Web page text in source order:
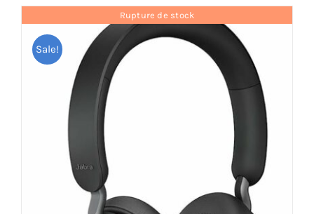
Rupture de stock
Sale!